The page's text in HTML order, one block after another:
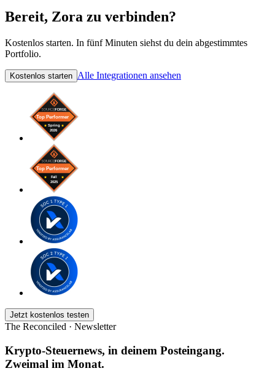
Bereit, Zora zu verbinden?
Kostenlos starten. In fünf Minuten siehst du dein abgestimmtes
Portfolio.
Kostenlos starten Alle Integrationen ansehen
Jetzt kostenlos testen
The Reconciled · Newsletter
Krypto-Steuernews, in deinem Posteingang.
Zweimal im Monat.